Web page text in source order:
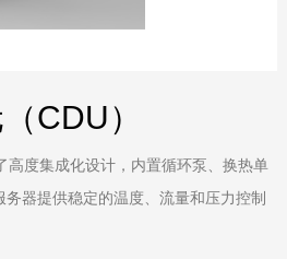
CDU）
高度集成化设计，内置循环泵、换热单
器提供稳定的温度、流量和压力控制